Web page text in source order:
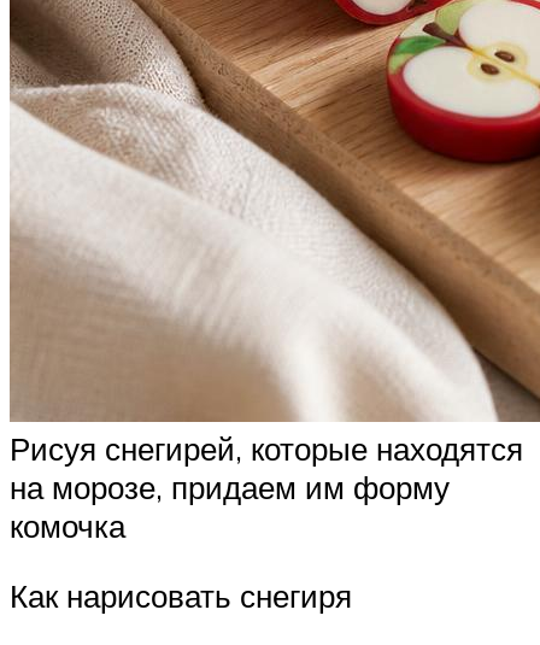
Рисуя снегирей, которые находятся
на морозе, придаем им форму
комочка
Как нарисовать снегиря